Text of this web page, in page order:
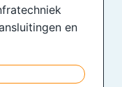
en